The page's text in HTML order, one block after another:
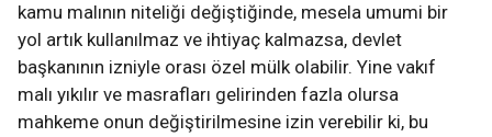
kamu malının niteliği değiştiğinde, mesela umumi bir
yol artık kullanılmaz ve ihtiyaç kalmazsa, devlet
başkanının izniyle orası özel mülk olabilir. Yine vakıf
malı yıkılır ve masrafları gelirinden fazla olursa
mahkeme onun değiştirilmesine izin verebilir ki, bu